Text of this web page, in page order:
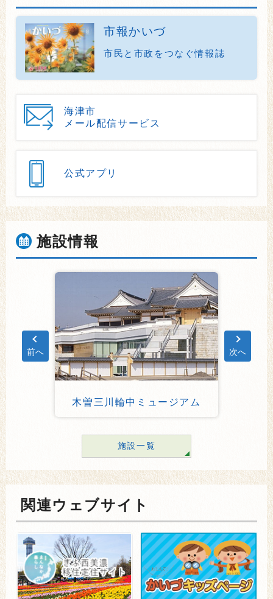
市報かいづ
市民と市政をつなぐ情報誌
海津市
メール配信サービス
公式アプリ
施設情報
木曽三川輪中ミュージアム
前へ 次へ
施設一覧
関連ウェブサイト